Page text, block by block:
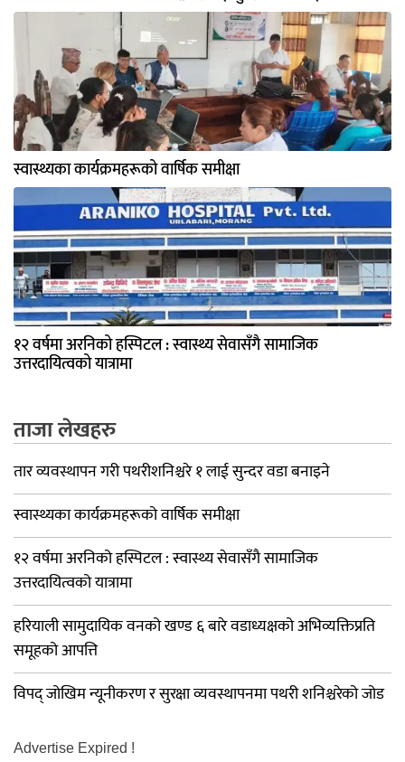
स्वास्थ्यका कार्यक्रमहरूको वार्षिक समीक्षा
१२ वर्षमा अरनिको हस्पिटल : स्वास्थ्य सेवासँगै सामाजिक
उत्तरदायित्वको यात्रामा
ताजा लेखहरु
तार व्यवस्थापन गरी पथरीशनिश्चरे १ लाई सुन्दर वडा बनाइने
स्वास्थ्यका कार्यक्रमहरूको वार्षिक समीक्षा
१२ वर्षमा अरनिको हस्पिटल : स्वास्थ्य सेवासँगै सामाजिक
उत्तरदायित्वको यात्रामा
हरियाली सामुदायिक वनको खण्ड ६ बारे वडाध्यक्षको अभिव्यक्तिप्रति
समूहको आपत्ति
विपद् जोखिम न्यूनीकरण र सुरक्षा व्यवस्थापनमा पथरी शनिश्चरेको जोड
Advertise Expired !